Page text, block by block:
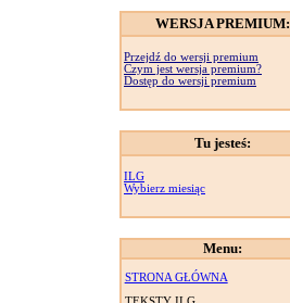
WERSJA PREMIUM:
Przejdź do wersji premium
Czym jest wersja premium?
Dostęp do wersji premium
Tu jesteś:
ILG
Wybierz miesiąc
Menu:
STRONA GŁÓWNA